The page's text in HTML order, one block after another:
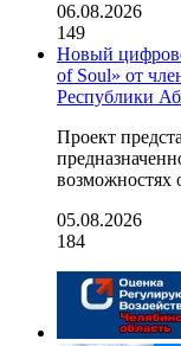
06.08.2026
149
Новый
of Soul» от
Республики
Проект
возможностях
05.08.2026
184